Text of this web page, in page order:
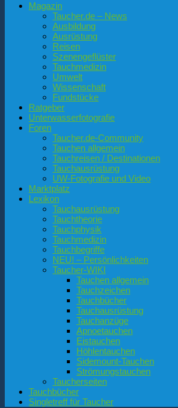
Magazin
Taucher.de – News
Ausbildung
Ausrüstung
Reisen
Szenengeflüster
Tauchmedizin
Umwelt
Wissenschaft
Fundstücke
Ratgeber
Unterwasserfotografie
Foren
Taucher.de-Community
Tauchen allgemein
Tauchreisen / Destinationen
Tauchausrüstung
UW-Fotografie und Video
Marktplatz
Lexikon
Tauchausrüstung
Tauchtheorie
Tauchphysik
Tauchmedizin
Tauchbegriffe
NEU! – Persönlichkeiten
Taucher-WIKI
Tauchen allgemein
Tauchzeichen
Tauchbücher
Tauchausrüstung
Tauchanzüge
Apnoetauchen
Eistauchen
Höhlentauchen
Sidemount-Tauchen
Strömungstauchen
Taucherseiten
Tauchbücher
Singletreff für Taucher